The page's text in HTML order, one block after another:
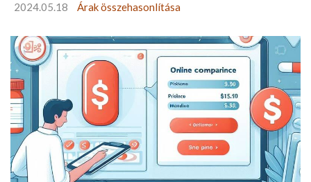
2024.05.18 Árak összehasonlítása